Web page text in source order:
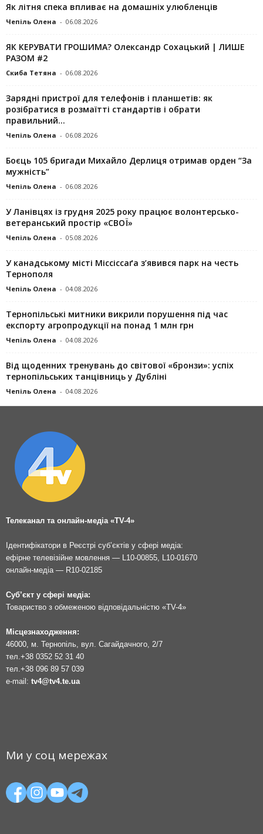
Як літня спека впливає на домашніх улюбленців
Чепіль Олена - 06.08.2026
ЯК КЕРУВАТИ ГРОШИМА? Олександр Сохацький | ЛИШЕ
РАЗОМ #2
Скиба Тетяна - 06.08.2026
Зарядні пристрої для телефонів і планшетів: як
розібратися в розмаїтті стандартів і обрати
правильний...
Чепіль Олена - 06.08.2026
Боєць 105 бригади Михайло Дерлиця отримав орден “За
мужність”
Чепіль Олена - 06.08.2026
У Ланівцях із грудня 2025 року працює волонтерсько-
ветеранський простір «СВОЇ»
Чепіль Олена - 05.08.2026
У канадському місті Міссіссаґа з’явився парк на честь
Тернополя
Чепіль Олена - 04.08.2026
Тернопільські митники викрили порушення під час
експорту агропродукції на понад 1 млн грн
Чепіль Олена - 04.08.2026
Від щоденних тренувань до світової «бронзи»: успіх
тернопільських танцівниць у Дубліні
Чепіль Олена - 04.08.2026
Телеканал та онлайн-медіа «TV-4»
Ідентифікатори в Реєстрі суб’єктів у сфері медіа:
ефірне телевізійне мовлення — L10-00855, L10-01670
онлайн-медіа — R10-02185
Суб’єкт у сфері медіа:
Товариство з обмеженою відповідальністю «TV-4»
Місцезнаходження:
46000, м. Тернопіль, вул. Сагайдачного, 2/7
тел. +38 0352 52 31 40
тел. +38 096 89 57 039
e-mail: tv4@tv4.te.ua
Ми у соц мережах